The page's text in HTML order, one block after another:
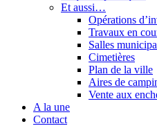
Et aussi…
Opérations
Travaux en
Salles
Cimetières
Plan de la ville
Aires de
Vente aux
A la une
Contact